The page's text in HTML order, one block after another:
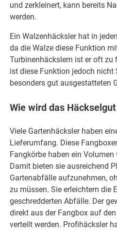
und zerkleinert, kann bereits
werden.
Ein Walzenhäcksler hat in
da die Walze diese Funktion
Turbinenhäckslern ist er oft zu
ist diese Funktion jedoch nicht
besonders gut ausgestatteten
Wie wird das
Viele Gartenhäcksler haben
Lieferumfang. Diese
Fangkörbe haben ein
Damit bieten sie ausreichend
Gartenabfälle aufzunehmen,
zu müssen. Sie erleichtern die
geschredderten Abfälle. Der
direkt aus der Fangbox auf
verteilt werden. Profihäcksler